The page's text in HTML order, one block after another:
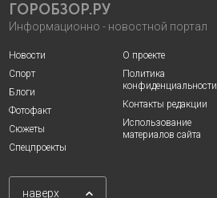
ГОРОБЗОР.РУ
Информационно - новостной портал
Новости
Спорт
Блоги
Фотофакт
Сюжеты
Спецпроекты
О проекте
Политика
конфиденциальности
Контакты редакции
Использование
материалов сайта
наверх